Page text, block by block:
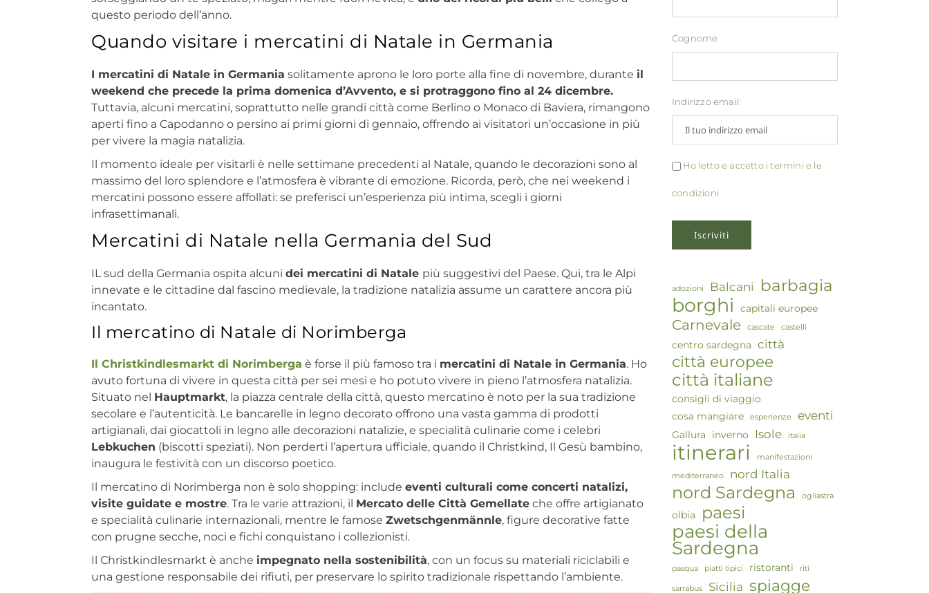
questo periodo dell’anno.
Quando visitare i mercatini di Natale in Germania
I mercatini di Natale in Germania solitamente aprono le loro porte alla fine di novembre, durante il
weekend che precede la prima domenica d’Avvento, e si protraggono fino al 24 dicembre.
Tuttavia, alcuni mercatini, soprattutto nelle grandi città come Berlino o Monaco di Baviera, rimangono
aperti fino a Capodanno o persino ai primi giorni di gennaio, offrendo ai visitatori un’occasione in più
per vivere la magia natalizia.
Il momento ideale per visitarli è nelle settimane precedenti al Natale, quando le decorazioni sono al
massimo del loro splendore e l’atmosfera è vibrante di emozione. Ricorda, però, che nei weekend i
mercatini possono essere affollati: se preferisci un’esperienza più intima, scegli i giorni
infrasettimanali.
Mercatini di Natale nella Germania del Sud
IL sud della Germania ospita alcuni dei mercatini di Natale più suggestivi del Paese. Qui, tra le Alpi
innevate e le cittadine dal fascino medievale, la tradizione natalizia assume un carattere ancora più
incantato.
Il mercatino di Natale di Norimberga
Il Christkindlesmarkt di Norimberga è forse il più famoso tra i mercatini di Natale in Germania. Ho
avuto fortuna di vivere in questa città per sei mesi e ho potuto vivere in pieno l’atmosfera natalizia.
Situato nel Hauptmarkt, la piazza centrale della città, questo mercatino è noto per la sua tradizione
secolare e l’autenticità. Le bancarelle in legno decorato offrono una vasta gamma di prodotti
artigianali, dai giocattoli in legno alle decorazioni natalizie, e specialità culinarie come i celebri
Lebkuchen (biscotti speziati). Non perderti l’apertura ufficiale, quando il Christkind, Il Gesù bambino,
inaugura le festività con un discorso poetico.
Il mercatino di Norimberga non è solo shopping: include eventi culturali come concerti natalizi,
visite guidate e mostre. Tra le varie attrazioni, il Mercato delle Città Gemellate che offre artigianato
e specialità culinarie internazionali, mentre le famose Zwetschgenmännle, figure decorative fatte
con prugne secche, noci e fichi conquistano i collezionisti.
Il Christkindlesmarkt è anche impegnato nella sostenibilità, con un focus su materiali riciclabili e
una gestione responsabile dei rifiuti, per preservare lo spirito tradizionale rispettando l’ambiente.
Cognome
Indirizzo email:
Ho letto e accetto i termini e le
condizioni
adozioni Balcani barbagia
borghi capitali europee
Carnevale cascate castelli
centro sardegna città
città europee
città italiane
consigli di viaggio
cosa mangiare
esperienze eventi
Gallura inverno Isole italia
itinerari manifestazioni
mediterraneo nord Italia
nord Sardegna ogliastra
olbia paesi
paesi della
Sardegna
pasqua piatti tipici ristoranti riti
sarrabus Sicilia spiagge